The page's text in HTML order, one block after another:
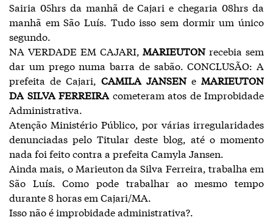
Sairia 05hrs da manhã de Cajari e chegaria 08hrs da
manhã em São Luís. Tudo isso sem dormir um único
segundo.
NA VERDADE EM CAJARI,MARIEUTONrecebia sem
dar um prego numa barra de sabão. CONCLUSÃO: A
prefeita de Cajari, CAMILA JANSENe MARIEUTON
DA SILVA FERREIRA cometeram atos de Improbidade
Administrativa.
Atenção Ministério Público, por várias irregularidades
denunciadas pelo Titular deste blog, até o momento
nada foi feito contra a prefeita Camyla Jansen.
Ainda mais, o Marieuton da Silva Ferreira, trabalha em
São Luís. Como pode trabalhar ao mesmo tempo
durante 8 horas em Cajari/MA.
Isso não é improbidade administrativa?.